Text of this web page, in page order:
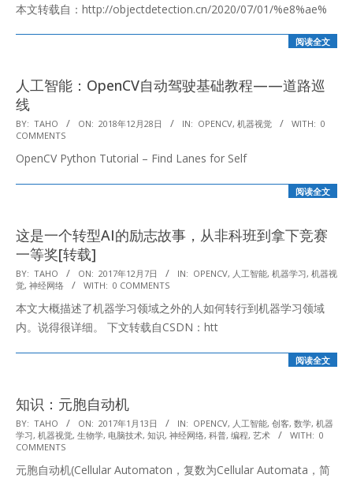
17
本文转载自：http://objectdetection.cn/2020/07/01/%e8%ae%
阅读全文
人工智能：OpenCV自动驾驶基础教程——道路巡
线
2018-
12-
28
BY: TAHO ON: 2018年12月28日 IN: OPENCV, 机器视觉 WITH: 0
COMMENTS
OpenCV Python Tutorial – Find Lanes for Self
阅读全文
这是一个转型AI的励志故事，从非科班到拿下竞赛
一等奖[转载]
2017-
12-
07
BY: TAHO ON: 2017年12月7日 IN: OPENCV, 人工智能, 机器学习, 机器视
觉, 神经网络 WITH: 0 COMMENTS
本文大概描述了机器学习领域之外的人如何转行到机器学习领域
内。说得很详细。 下文转载自CSDN：htt
阅读全文
知识：元胞自动机
2017-
01-
BY: TAHO ON: 2017年1月13日 IN: OPENCV, 人工智能, 创客, 数学, 机器
学习, 机器视觉, 生物学, 电脑技术, 知识, 神经网络, 科普, 编程, 艺术 WITH: 0
COMMENTS
元胞自动机(Cellular Automaton，复数为Cellular Automata，简